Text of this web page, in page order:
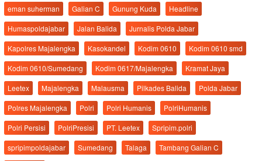
eman suherman Galian C Gunung Kuda
Headline
Humaspoldajabar
Jalan Balida
Jurnalis Polda Jabar
Kapolres Majalengka
Kasokandel Kodim 0610
Kodim 0610 smd
Kodim 0610/Sumedang
Kodim 0617/Majalengka
Kramat Jaya
Leetex
Majalengka Malausma Pilkades Balida
Polda Jabar
Polres Majalengka
Polri Polri Humanis
PolriHumanis
Polri Persisi
PolriPresisi PT. Leetex
Spripim.polri
spripimpoldajabar
Sumedang Talaga
Tambang Galian C